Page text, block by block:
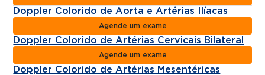
Doppler Colorido de Aorta e Artérias Ilíacas
Agende um exame
Doppler Colorido de Artérias Cervicais Bilateral
Agende um exame
Doppler Colorido de Artérias Mesentéricas